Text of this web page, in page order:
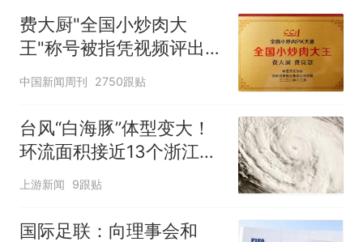
费大厨"全国小炒肉大
王"称号被指凭视频评出
官方回应
中国新闻周刊 2750跟贴
台风“白海豚”体型变大！
环流面积接近13个浙江那
么大
上游新闻 9跟贴
国际足联：向理事会和